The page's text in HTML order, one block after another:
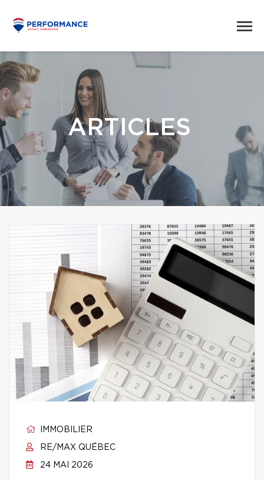
ARTICLES
IMMOBILIER
RE/MAX QUÉBEC
24 MAI 2026